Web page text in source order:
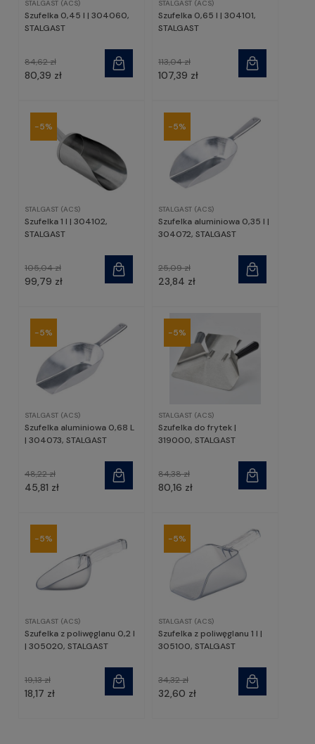
STALGAST (ACS)
Szufelka 0,45 l | 304060,
STALGAST
80,39 zł
84,62 zł
STALGAST (ACS)
Szufelka 0,65 l | 304101,
STALGAST
107,39 zł
113,04 zł
STALGAST (ACS)
Szufelka 1 l | 304102,
STALGAST
99,79 zł
105,04 zł
-5%
STALGAST (ACS)
Szufelka aluminiowa 0,35 l |
304072, STALGAST
23,84 zł
25,09 zł
-5%
STALGAST (ACS)
Szufelka aluminiowa 0,68 L
| 304073, STALGAST
45,81 zł
48,22 zł
-5%
STALGAST (ACS)
Szufelka do frytek |
319000, STALGAST
80,16 zł
84,38 zł
-5%
STALGAST (ACS)
Szufelka z poliwęglanu 0,2 l
| 305020, STALGAST
18,17 zł
19,13 zł
-5%
STALGAST (ACS)
Szufelka z poliwęglanu 1 l |
305100, STALGAST
32,60 zł
34,32 zł
-5%